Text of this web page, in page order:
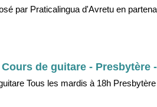
par Praticalingua d'Avretu en
de guitare - Presbytère
Tous les mardis à 18h